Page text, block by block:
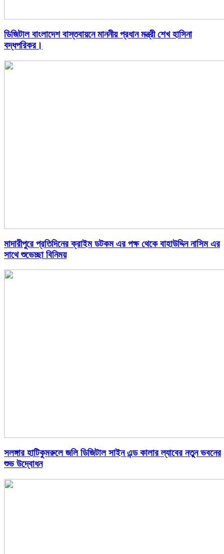
ডিজিটাল বাংলাদেশ বাস্তবায়নে মাননীয় প্রধান মন্ত্রী শেখ হাসিনা
বদ্ধপরিকর।
মাদারীপুরে প্রতিদিনের ক্রাইম ডটকম এর পক্ষ থেকে বাহাউদ্দিন নাসিম এর
সাথে শুভেচ্ছা বিনিময়
সলঙ্গার হাটিকুমরুলে জলি ডিজিটাল সাইন এন্ড কালার ল্যাবের নতুন ভবনের
শুভ উদ্বোধন